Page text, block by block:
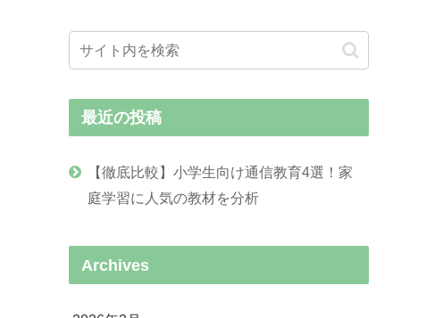
最近の投稿
【徹底比較】小学生向け通信教育4選！家
庭学習に人気の教材を分析
Archives